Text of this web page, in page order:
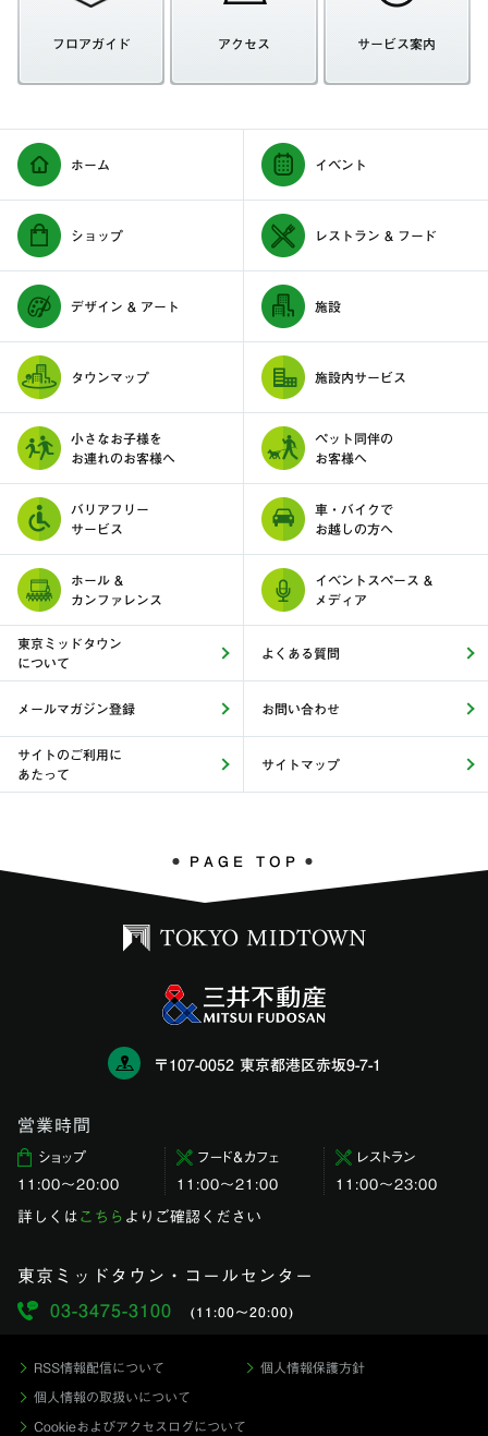
フロアガイド アクセス サービス案内
ホーム イベント
ショップ レストラン & フード
デザイン & アート 施設
タウンマップ 施設内サービス
小さなお子様を
お連れのお客様へ
ペット同伴の
お客様へ
バリアフリー
サービス
車・バイクで
お越しの方へ
ホール &
カンファレンス
イベントスペース &
メディア
東京ミッドタウン
について
よくある質問
メールマガジン登録 お問い合わせ
サイトのご利用に
あたって
サイトマップ
PAGE TOP
〒107-0052 東京都港区赤坂9-7-1
営業時間
ショップ
11:00〜20:00
フード＆カフェ
11:00～21:00
レストラン
11:00〜23:00
詳しくは こちら よりご確認ください
東京ミッドタウン・コールセンター
03-3475-3100
(11:00〜20:00)
RSS情報配信について 個人情報保護方針
個人情報の取扱いについて
Cookieおよびアクセスログについて